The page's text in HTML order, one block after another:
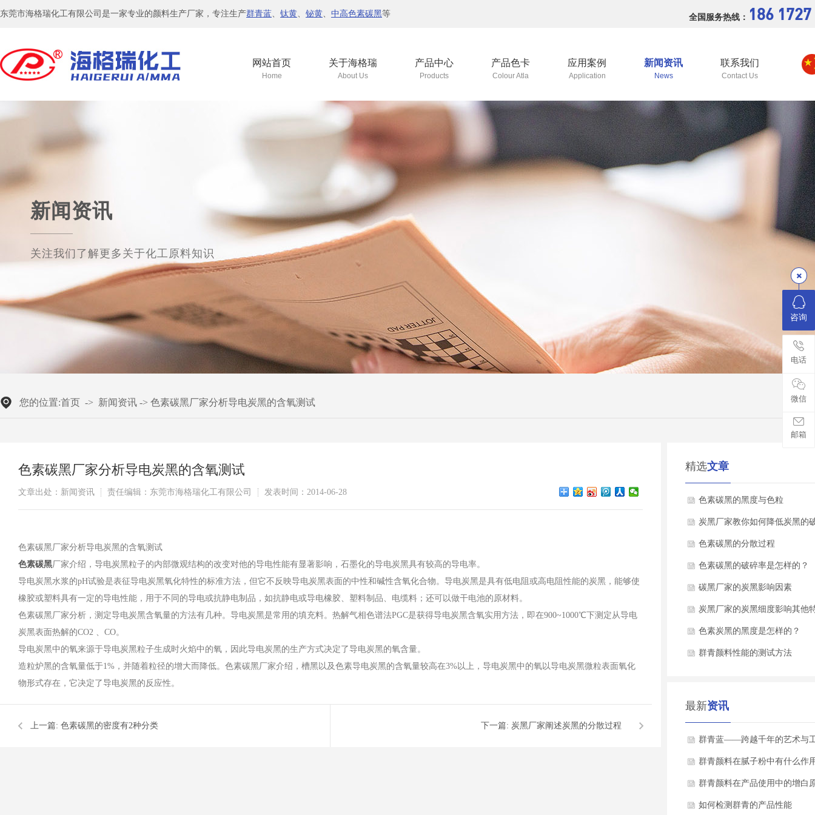
东莞市海格瑞化工有限公司是一家专业的颜料生产厂家，专注生产群青蓝、 钛黄、 铋黄、 中高色素碳黑等 全国服务热线： 186
网站首页
Home
关于海格瑞
About Us
产品中心
Products
产品色卡
Colour Atla
应用案例
Application
新闻资讯
News
联系我们
Contact Us
新闻资讯
关注我们了解更多关于化工原料知识
您的位置:首页 -> 新闻资讯 -> 色素碳黑厂家分析导电炭黑的含氧测试
色素碳黑厂家分析导电炭黑的含氧测试
文章出处：新闻资讯 责任编辑：东莞市海格瑞化工有限公司 发表时间：2014-06-28
色素碳黑厂家分析导电炭黑的含氧测试
色素碳黑厂家介绍，导电炭黑粒子的内部微观结构的改变对他的导电性能有显著影响，石墨化的导电炭黑具有较高的导电率。
导电炭黑水浆的pH试验是表征导电炭黑氧化特性的标准方法，但它不反映导电炭黑表面的中性和碱性含氧化合物。导电炭黑是具有低电阻或高电阻性能的炭黑，能够使
橡胶或塑料具有一定的导电性能，用于不同的导电或抗静电制品，如抗静电或导电橡胶、塑料制品、电缆料；还可以做干电池的原材料。
色素碳黑厂家分析，测定导电炭黑含氧量的方法有几种。导电炭黑是常用的填充料。热解气相色谱法PGC是获得导电炭黑含氧实用方法，即在900~1000℃下测定从导电
炭黑表面热解的CO2 、CO。
导电炭黑中的氧来源于导电炭黑粒子生成时火焰中的氧，因此导电炭黑的生产方式决定了导电炭黑的氧含量。
造粒炉黑的含氧量低于1%，并随着粒径的增大而降低。色素碳黑厂家介绍，槽黑以及色素导电炭黑的含氧量较高在3%以上，导电炭黑中的氧以导电炭黑微粒表面氧化
物形式存在，它决定了导电炭黑的反应性。
上一篇: 色素碳黑的密度有2种分类 下一篇: 炭黑厂家阐述炭黑的分散过程
精选文章
色素碳黑的黑度与色粒
炭黑厂家教你如何降低炭黑的
率
色素碳黑的分散过程
色素碳黑的破碎率是怎样的？
碳黑厂家的炭黑影响因素
炭黑厂家的炭黑细度影响其他
色素炭黑的黑度是怎样的？
群青颜料性能的测试方法
最新资讯
群青蓝——跨越千年的艺术与
瑰宝
群青颜料在腻子粉中有什么作
群青颜料在产品使用中的增白
如何检测群青的产品性能
咨询
电话
微信
邮箱